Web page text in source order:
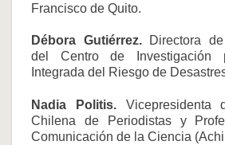
Francisco de Quito.
Débora Gutiérrez.
Directora
del Centro de Investigación
Integrada del Riesgo de
Nadia Politis. Vicepresidenta
Chilena de Periodistas y
Comunicación de la Ciencia